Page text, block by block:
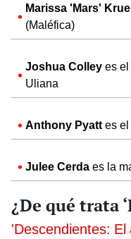
Marissa 'Mars'
(Maléfica)
Joshua Colley es
Uliana
Anthony Pyattes
Julee Cerda es la
¿De qué trata
'Descendientes: